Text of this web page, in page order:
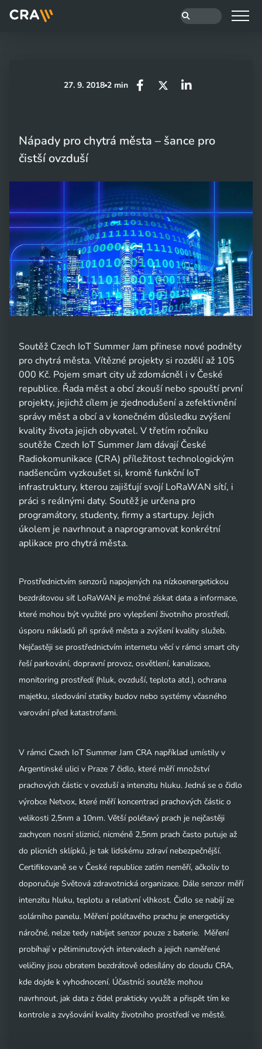
27. 9. 2018 2 min
Nápady pro chytrá města – šance pro
čistší ovzduší
Soutěž Czech IoT Summer Jam přinese nové podněty
pro chytrá města. Vítězné projekty si rozdělí až 105
000 Kč. Pojem smart city už zdomácněl i v České
republice. Řada měst a obcí zkouší nebo spouští první
projekty, jejichž cílem je zjednodušení a zefektivnění
správy měst a obcí a v konečném důsledku zvýšení
kvality života jejich obyvatel. V třetím ročníku
soutěže Czech IoT Summer Jam dávají České
Radiokomunikace (CRA) příležitost technologickým
nadšencům vyzkoušet si, kromě funkční IoT
infrastruktury, kterou zajišťují svojí LoRaWAN sítí, i
práci s reálnými daty. Soutěž je určena pro
programátory, studenty, firmy a startupy. Jejich
úkolem je navrhnout a naprogramovat konkrétní
aplikace pro chytrá města.
Prostřednictvím senzorů napojených na nízkoenergetickou
bezdrátovou síť LoRaWAN je možné získat data a informace,
které mohou být využité pro vylepšení životního prostředí,
úsporu nákladů při správě města a zvýšení kvality služeb.
Nejčastěji se prostřednictvím internetu věcí v rámci smart city
řeší parkování, dopravní provoz, osvětlení, kanalizace,
monitoring prostředí (hluk, ovzduší, teplota atd.), ochrana
majetku, sledování statiky budov nebo systémy včasného
varování před katastrofami.
V rámci Czech IoT Summer Jam CRA například umístily v
Argentinské ulici v Praze 7 čidlo, které měří množství
prachových částic v ovzduší a intenzitu hluku. Jedná se o čidlo
výrobce Netvox, které měří koncentraci prachových částic o
velikosti 2,5nm a 10nm. Větší polétavý prach je nejčastěji
zachycen nosní sliznicí, nicméně 2,5nm prach často putuje až
do plicních sklípků, je tak lidskému zdraví nebezpečnější.
Certifikovaně se v České republice zatím neměří, ačkoliv to
doporučuje Světová zdravotnická organizace. Dále senzor měří
intenzitu hluku, teplotu a relativní vlhkost. Čidlo se nabíjí ze
solárního panelu. Měření polétavého prachu je energeticky
náročné, nelze tedy nabíjet senzor pouze z baterie. Měření
probíhají v pětiminutových intervalech a jejich naměřené
veličiny jsou obratem bezdrátově odesílány do cloudu CRA,
kde dojde k vyhodnocení. Účastníci soutěže mohou
navrhnout, jak data z čidel prakticky využít a přispět tím ke
kontrole a zvyšování kvality životního prostředí ve městě.